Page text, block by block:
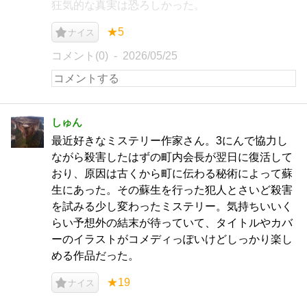
狂気的な真実は恐ろしかった。
ナイス ★5
コメント(0) 2026/05/25
しゅん
最近好きなミステリー作家さん。3にんで協力し
ながら殺害したはずの町内会長が翌日に復活して
おり、原因は古くから町に伝わる秘術によって蘇
生にあった。その蘇生を行った犯人とさいど殺害
を試みる少し変わったミステリー。気持ちいいく
らい予想外の結末が待っていて、タイトルやカバ
ーのイラストがコメディっぽいけどしっかり楽し
める作品だった。
ナイス ★19